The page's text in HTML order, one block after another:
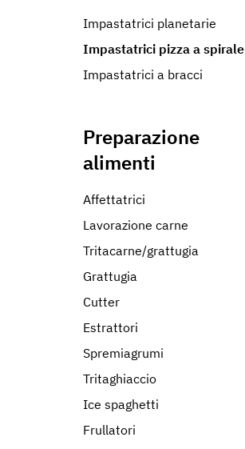
Impastatrici planetarie
Impastatrici pizza a spirale
Impastatrici a bracci
Preparazione
alimenti
Affettatrici
Lavorazione carne
Tritacarne/grattugia
Grattugia
Cutter
Estrattori
Spremiagrumi
Tritaghiaccio
Ice spaghetti
Frullatori